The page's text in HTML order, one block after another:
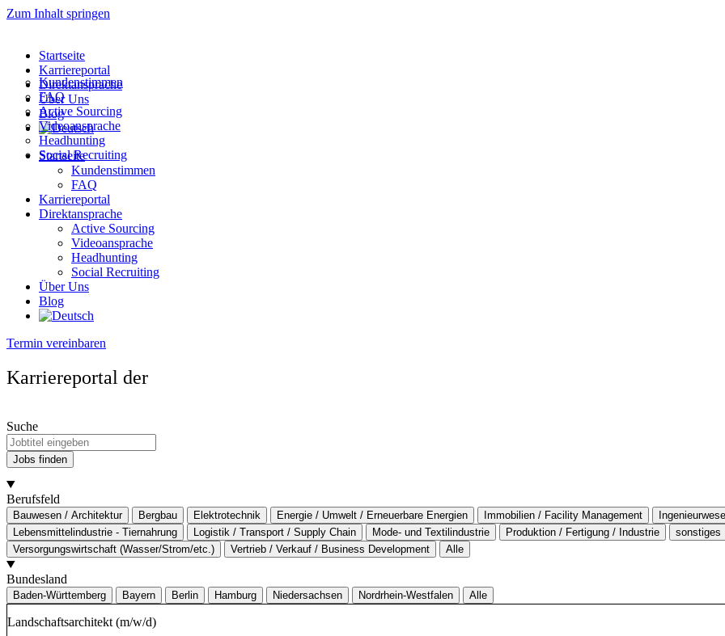
Zum Inhalt springen
Startseite
Kundenstimmen
FAQ
Karriereportal
Direktansprache
Active Sourcing
Videoansprache
Headhunting
Social Recruiting
Über Uns
Blog
Startseite
Kundenstimmen
FAQ
Karriereportal
Direktansprache
Active Sourcing
Videoansprache
Headhunting
Social Recruiting
Über Uns
Blog
Termin vereinbaren
Karriereportal der
Suche
Jobs finden
Berufsfeld
Bauwesen / Architektur Bergbau Elektrotechnik Energie / Umwelt / Erneuerbare Energien Immobilien / Facility Management
Lebensmittelindustrie - Tiernahrung
Logistik / Transport / Supply Chain Mode- und Textilindustrie Produktion / Fertigung / Industrie
sonstiges
Versorgungswirtschaft (Wasser/Strom/etc.)
Vertrieb / Verkauf / Business Development Alle
Bundesland
Baden-Württemberg Bayern Berlin Hamburg Niedersachsen Nordrhein-Westfalen Alle
Landschaftsarchitekt (m/w/d)